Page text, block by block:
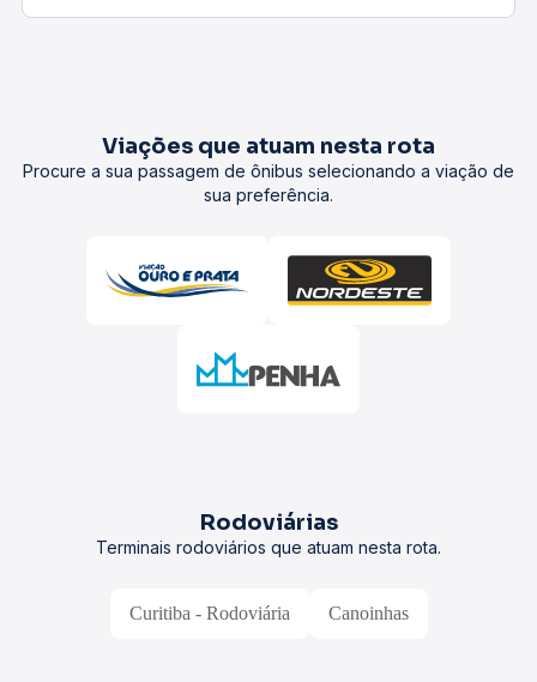
Viações que atuam nesta rota
Procure a sua passagem de ônibus selecionando a viação de
sua preferência.
Rodoviárias
Terminais rodoviários que atuam nesta rota.
Curitiba - Rodoviária Canoinhas